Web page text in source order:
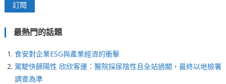
最熱門的話題
食安對企業ESG與產業經濟的衝擊
駕駛快篩陽性 欣欣客運：醫院採尿陰性且全站過關，最終以地檢署
調查為準